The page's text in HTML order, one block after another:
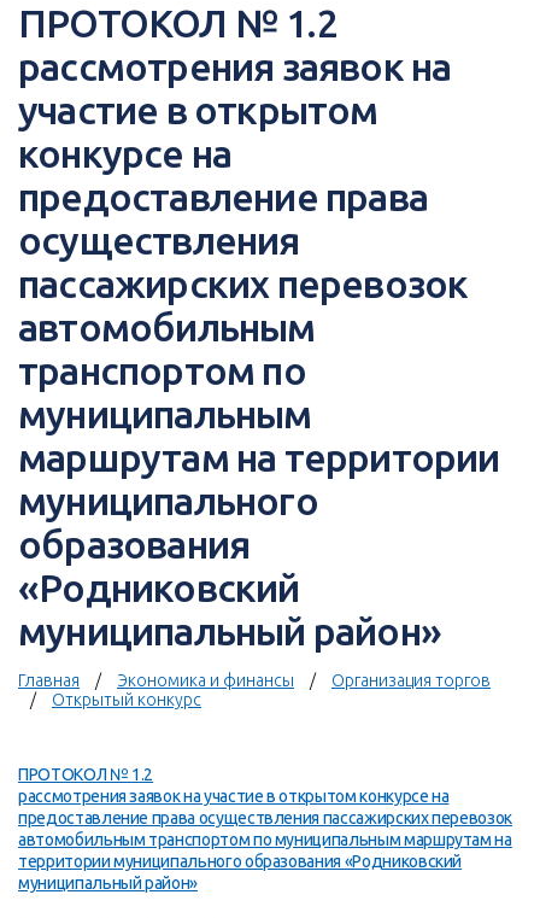
ПРОТОКОЛ № 1.2
рассмотрения заявок на
участие в открытом
конкурсе на
предоставление права
осуществления
пассажирских перевозок
автомобильным
транспортом по
муниципальным
маршрутам на территории
муниципального
образования
«Родниковский
муниципальный район»
Главная Экономика и финансы
Организация торгов
Открытый конкурс
ПРОТОКОЛ № 1.2
рассмотрения заявок на участие в открытом конкурсе на
предоставление права осуществления пассажирских перевозок
автомобильным транспортом по муниципальным маршрутам на
территории муниципального образования «Родниковский
муниципальный район»